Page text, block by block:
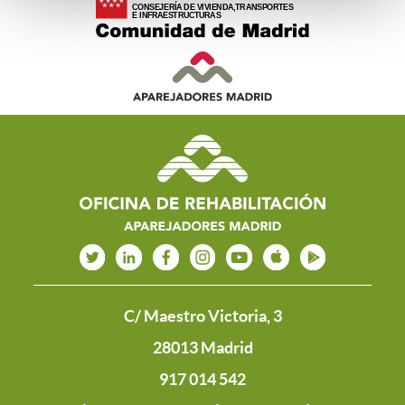
C/ Maestro Victoria, 3
28013 Madrid
917 014 542